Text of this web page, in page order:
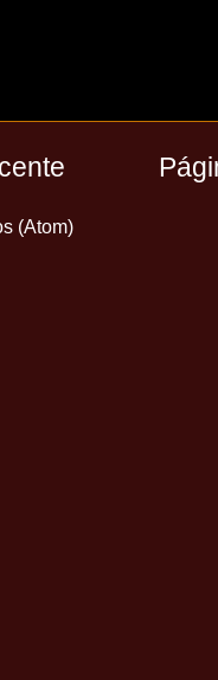
(Atom)